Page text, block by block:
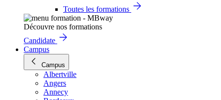
Toutes les formations
Découvre nos formations
Candidate
Campus
Campus
Albertville
Angers
Annecy